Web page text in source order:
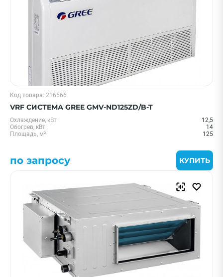
Код товара: 216566
VRF СИСТЕМА GREE GMV-ND125ZD/B-T
Охлаждение, кВт
12,5
Обогрев, кВт
14
Площадь, м²
125
по запросу КУПИТЬ